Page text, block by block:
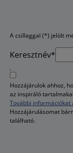
A csillaggal (*) jelölt
Keresztnév*
Hozzájárulok ahhoz,
az inspiráló
További információkat
Hozzájárulásomat
található.